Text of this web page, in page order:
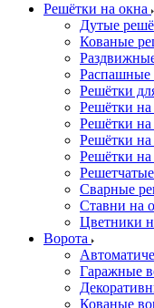
Решётки на окна
Дутые
Кованые
Распашные
Решётки
Решётки на
Решётки
Решётки
Решётки
Сварные
Ставни на
Цветники
Ворота
Гаражные
Кованые